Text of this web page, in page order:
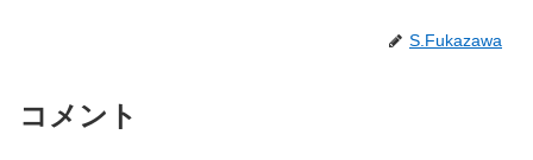
S.Fukazawa
コメント